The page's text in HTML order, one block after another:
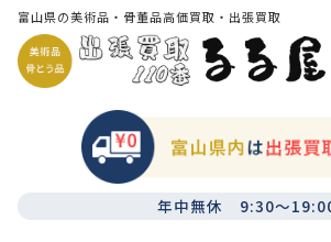
富山県の美術品・骨董品高価買取・出張買取
年中無休 9:30～